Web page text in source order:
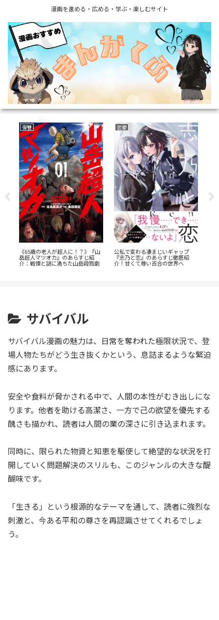
漫画を進める・広める・学ぶ・楽しむサイト
復讐
《65歳の老人が超人に！？》『山
岳超人マツオカ』のあらすじ紹
介：戦慄と謎に満ちた山岳殺戮劇
恋愛
公私で変わる凄まじいギャップ
『志乃と恋』のあらすじ徹底紹
介！甘くて尊い百合の世界へ
サバイバル
サバイバル漫画の魅力は、日常を奪われた極限状況で、登
場人物たちがどう生き抜くかという、息詰まるような緊迫
感にあります。
安全や食料が脅かされる中で、人間の本性がむき出しにな
ります。他者を助ける高潔さ、一方で己の欲望を優先する
醜さも描かれ、読者は人間の業の深さに引き込まれます。
同時に、限られた物資と知恵を駆使して絶望的な状況を打
開していく問題解決のスリルも、このジャンルの大きな醍
醐味です。
「生きる」という根源的なテーマを通して、読者に強烈な
刺激と、今ある平和の尊さを再認識させてくれるでしょ
う。